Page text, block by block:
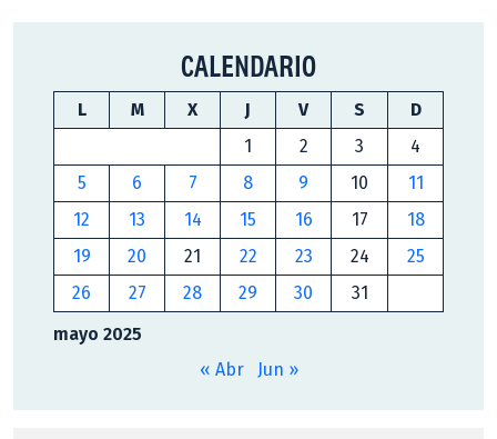
CALENDARIO
mayo 2025
L M X J V S
D
1
2 3
4
5
6 7 8 9 10
11
12
13 14 15 16 17
18
19
20 21 22 23 24
25
26
27 28 29 30 31
« Abr Jun »